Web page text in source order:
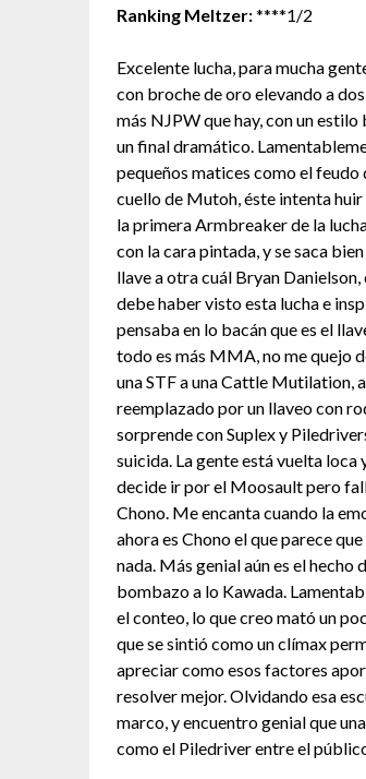
Ranking Meltzer:****1/2
Excelente lucha, para mucha
con broche de oro elevando a
más NJPW que hay, con un
un final dramático.
pequeños matices como el feudo
cuello de Mutoh, éste intenta
la primera Armbreaker de la
con la cara pintada, y se saca
llave a otra cuál Bryan
debe haber visto esta lucha e
pensaba en lo bacán que es el
todo es más MMA, no me quejo
una STF a una Cattle Mutilation,
reemplazado por un llaveo con
sorprende con Suplex y
suicida. La gente está vuelta
decide ir por el Moosault pero
Chono. Me encanta cuando la
ahora es Chono el que parece
nada. Más genial aún es el hecho
bombazo a lo Kawada.
el conteo, lo que creo mató un
que se sintió como un clímax
apreciar como esos factores
resolver mejor. Olvidando esa
marco, y encuentro genial que
como el Piledriver entre el